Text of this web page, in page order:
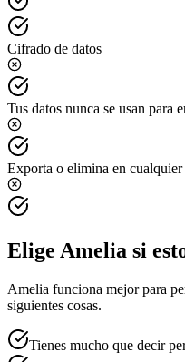
Cifrado de datos
Tus datos nunca se usan para
Exporta o elimina en
Elige Amelia si
Amelia funciona mejor para
siguientes cosas.
Tienes mucho que decir